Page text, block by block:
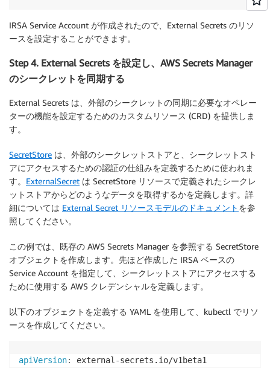
IRSA Service Account が作成されたので、External Secrets のリソ
ースを設定することができます。
Step 4. External Secrets を設定し、AWS Secrets Manager
のシークレットを同期する
External Secrets は、外部のシークレットの同期に必要なオペレー
ターの機能を設定するためのカスタムリソース (CRD) を提供しま
す。
SecretStore は、外部のシークレットストアと、シークレットスト
アにアクセスするための認証の仕組みを定義するために使われま
す。 ExternalSecret は SecretStore リソースで定義されたシークレ
ットストアからどのようなデータを取得するかを定義します。詳
細については External Secret リソースモデルのドキュメント を参
照してください。
この例では、既存の AWS Secrets Manager を参照する SecretStore
オブジェクトを作成します。先ほど作成した IRSA ベースの
Service Account を指定して、シークレットストアにアクセスする
ために使用する AWS クレデンシャルを定義します。
以下のオブジェクトを定義する YAML を使用して、kubectl でリソ
ースを作成してください。
apiVersion: external-